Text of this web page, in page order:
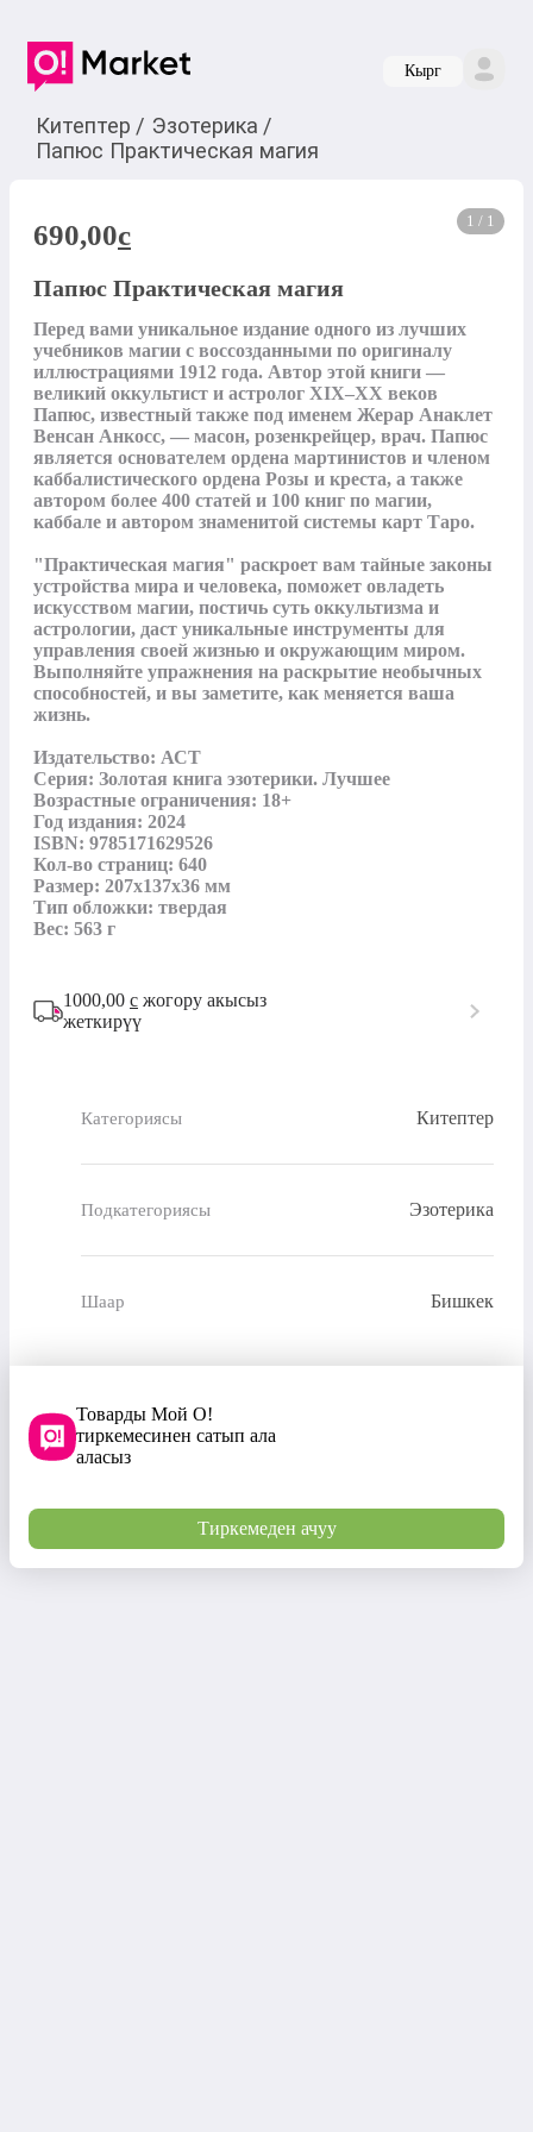
Кырг
Китептер / Эзотерика /
Папюс Практическая магия
1 / 1
690,00c
Папюс Практическая магия
Перед вами уникальное издание одного из лучших
учебников магии с воссозданными по оригиналу
иллюстрациями 1912 года. Автор этой книги —
великий оккультист и астролог XIX–XX веков
Папюс, известный также под именем Жерар Анаклет
Венсан Анкосс, — масон, розенкрейцер, врач. Папюс
является основателем ордена мартинистов и членом
каббалистического ордена Розы и креста, а также
автором более 400 статей и 100 книг по магии,
каббале и автором знаменитой системы карт Таро.
"Практическая магия" раскроет вам тайные законы
устройства мира и человека, поможет овладеть
искусством магии, постичь суть оккультизма и
астрологии, даст уникальные инструменты для
управления своей жизнью и окружающим миром.
Выполняйте упражнения на раскрытие необычных
способностей, и вы заметите, как меняется ваша
жизнь.
Издательство: АСТ
Серия: Золотая книга эзотерики. Лучшее
Возрастные ограничения: 18+
Год издания: 2024
ISBN: 9785171629526
Кол-во страниц: 640
Размер: 207x137x36 мм
Тип обложки: твердая
Вес: 563 г
1000,00 с жогору акысыз
жеткирүү
Категориясы Китептер
Подкатегориясы Эзотерика
Шаар Бишкек
Товарды Мой О!
тиркемесинен сатып ала
аласыз
Тиркемеден ачуу